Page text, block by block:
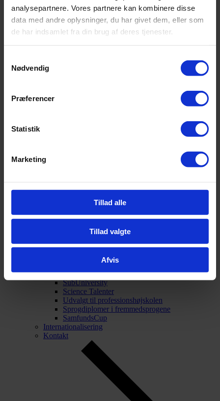
analysepartnere. Vores partnere kan kombinere disse
data med andre oplysninger, du har givet dem, eller som
de har indsamlet fra din brug af deres tjenester.
Nødvendig
Præferencer
Statistik
Marketing
Tillad alle
Tillad valgte
Afvis
TilbageTalentarbejde
Talentarbejde
Projekt Forskerspirer
Akademiet for Talentfulde Unge
SubUniversity
Science Talenter
Udvalgt til professionshøjskolen
Sprogdiplomer i fremmedsprogene
SamfundsCup
Internationalisering
Kontakt